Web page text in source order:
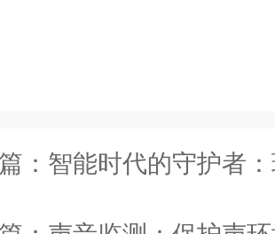
： 智能时代的守护者：环境噪声在线